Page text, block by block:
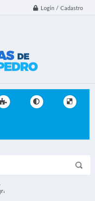
Login / Cadastro